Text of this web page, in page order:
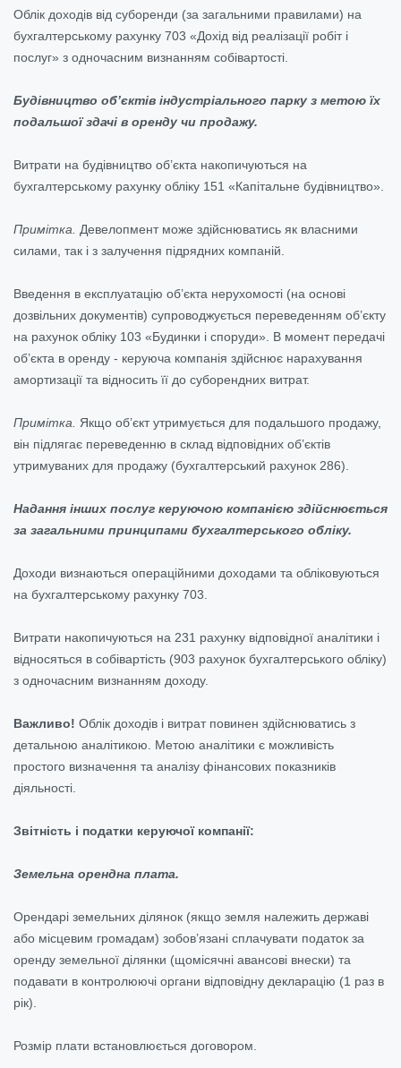
Облік доходів від суборенди (за загальними правилами) на
бухгалтерському рахунку 703 «Дохід від реалізації робіт і
послуг» з одночасним визнанням собівартості.
Будівництво об’єктів індустріального парку з метою їх
подальшої здачі в оренду чи продажу.
Витрати на будівництво об’єкта накопичуються на
бухгалтерському рахунку обліку 151 «Капітальне будівництво».
Примітка.
Девелопмент може здійснюватись як власними
силами, так і з залучення підрядних компаній.
Введення в експлуатацію об’єкта нерухомості (на основі
дозвільних документів) супроводжується переведенням об’єкту
на рахунок обліку 103 «Будинки і споруди». В момент передачі
об’єкта в оренду - керуюча компанія здійснює нарахування
амортизації та відносить її до суборендних витрат.
Примітка.
Якщо об’єкт утримується для подальшого продажу,
він підлягає переведенню в склад відповідних об’єктів
утримуваних для продажу (бухгалтерський рахунок 286).
Надання інших послуг керуючою компанією здійснюється
за загальними принципами бухгалтерського обліку.
Доходи визнаються операційними доходами та обліковуються
на бухгалтерському рахунку 703.
Витрати накопичуються на 231 рахунку відповідної аналітики і
відносяться в собівартість (903 рахунок бухгалтерського обліку)
з одночасним визнанням доходу.
Важливо! Облік доходів і витрат повинен здійснюватись з
детальною аналітикою. Метою аналітики є можливість
простого визначення та аналізу фінансових показників
діяльності.
Звітність і податки керуючої компанії:
Земельна орендна плата.
Орендарі земельних ділянок (якщо земля належить державі
або місцевим громадам) зобов’язані сплачувати податок за
оренду земельної ділянки (щомісячні авансові внески) та
подавати в контролюючі органи відповідну декларацію (1 раз в
рік).
Розмір плати встановлюється договором.